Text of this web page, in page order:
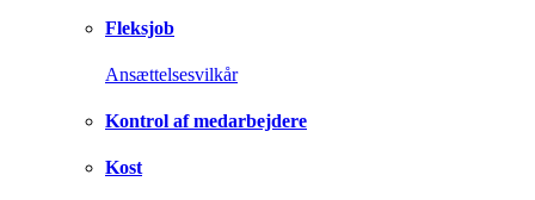
Fleksjob
Ansættelsesvilkår
Kontrol af medarbejdere
Kost